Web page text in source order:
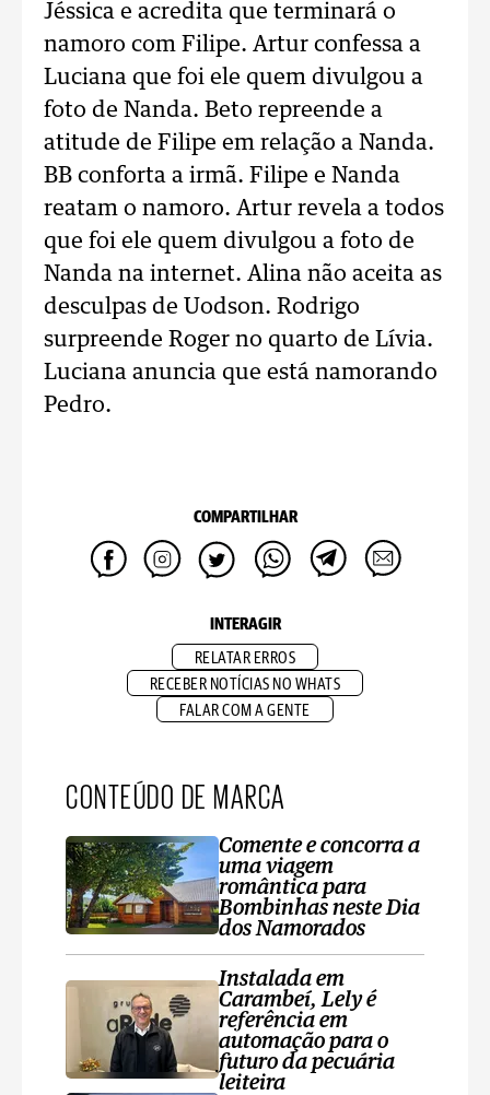
Jéssica e acredita que terminará o
namoro com Filipe. Artur confessa a
Luciana que foi ele quem divulgou a
foto de Nanda. Beto repreende a
atitude de Filipe em relação a Nanda.
BB conforta a irmã. Filipe e Nanda
reatam o namoro. Artur revela a todos
que foi ele quem divulgou a foto de
Nanda na internet. Alina não aceita as
desculpas de Uodson. Rodrigo
surpreende Roger no quarto de Lívia.
Luciana anuncia que está namorando
Pedro.
COMPARTILHAR
INTERAGIR
RELATAR ERROS
RECEBER NOTÍCIAS NO WHATS
FALAR COM A GENTE
CONTEÚDO DE MARCA
Comente e concorra a
uma viagem
romântica para
Bombinhas neste Dia
dos Namorados
Instalada em
Carambeí, Lely é
referência em
automação para o
futuro da pecuária
leiteira